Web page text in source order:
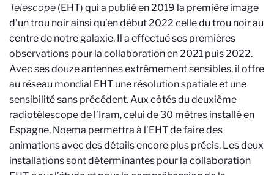
Telescope (EHT) qui a publié en 2019 la première image
d’un trou noir ainsi qu’en début 2022 celle du trou noir au
centre de notre galaxie. Il a effectué ses premières
observations pour la collaboration en 2021 puis 2022.
Avec ses douze antennes extrêmement sensibles, il offre
au réseau mondial EHT une résolution spatiale et une
sensibilité sans précédent. Aux côtés du deuxième
radiotélescope de l’Iram, celui de 30 mètres installé en
Espagne, Noema permettra à l’EHT de faire des
animations avec des détails encore plus précis. Les deux
installations sont déterminantes pour la collaboration